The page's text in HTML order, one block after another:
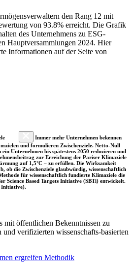
den Rang 12 mit
von 93.8% erreicht. Die Grafik
des Unternehmens zu ESG-
Hauptversammlungen 2024. Hier
Informationen auf der Seite von
Immer mehr Unternehmen bekennen
und formulieren Zwischenziele. Netto-Null
ein Unternehmen bis spätestens 2050 reduzieren und
zur Erreichung der Pariser Klimaziele
auf 1,5°C – zu erfüllen. Die Wirksamkeit
ob die Zwischenziele glaubwürdig, wissenschaftlich
für wissenschaftlich fundierte Klimaziele die
Science Based Targets Initiative (SBTi) entwickelt.
Initiative).
mit öffentlichen Bekenntnissen zu
verifizierten wissenschafts-basierten
ergreifen Methodik